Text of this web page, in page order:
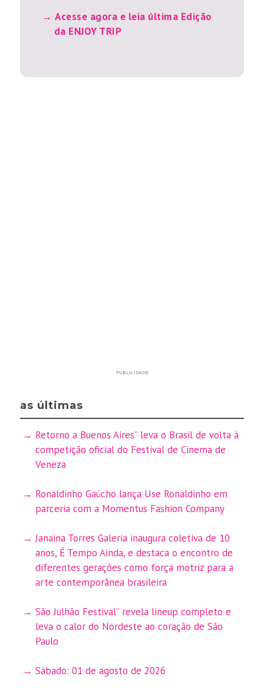
Acesse agora e leia última Edição
da ENJOY TRIP
PUBLICIDADE
as últimas
Retorno a Buenos Aires” leva o Brasil de volta à
competição oficial do Festival de Cinema de
Veneza
Ronaldinho Gaúcho lança Use Ronaldinho em
parceria com a Momentus Fashion Company
Janaina Torres Galeria inaugura coletiva de 10
anos, É Tempo Ainda, e destaca o encontro de
diferentes gerações como força motriz para a
arte contemporânea brasileira
São Julhão Festival” revela lineup completo e
leva o calor do Nordeste ao coração de São
Paulo
Sábado: 01 de agosto de 2026